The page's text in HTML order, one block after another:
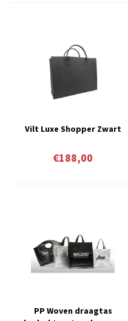
Vilt Luxe Shopper Zwart
€188,00
PP Woven draagtas